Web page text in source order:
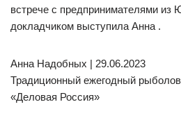
встрече с предпринимателями
докладчиком выступила Анна .
Анна Надобных | 29.06.2023
Традиционный ежегодный
«Деловая Россия»